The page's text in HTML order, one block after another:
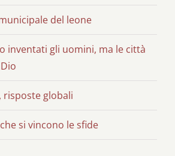
del leone
inventati gli uomini, ma le città
risposte globali
si vincono le sfide